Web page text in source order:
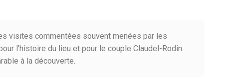
visites commentées souvent menées par les
l’histoire du lieu et pour le couple Claudel-Rodin
à la découverte.